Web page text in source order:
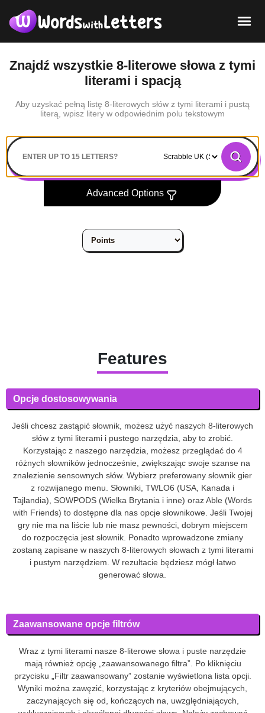
Znajdź wszystkie 8-literowe słowa z tymi
literami i spacją
Aby uzyskać pełną listę 8-literowych słów z tymi literami i pustą
literą, wpisz litery w odpowiednim polu tekstowym
Search
Advanced Options
Features
Opcje dostosowywania
Jeśli chcesz zastąpić słownik, możesz użyć naszych 8-literowych
słów z tymi literami i pustego narzędzia, aby to zrobić.
Korzystając z naszego narzędzia, możesz przeglądać do 4
różnych słowników jednocześnie, zwiększając swoje szanse na
znalezienie sensownych słów. Wybierz preferowany słownik gier
z rozwijanego menu. Słowniki, TWLO6 (USA, Kanada i
Tajlandia), SOWPODS (Wielka Brytania i inne) oraz Able (Words
with Friends) to dostępne dla nas opcje słownikowe. Jeśli Twojej
gry nie ma na liście lub nie masz pewności, dobrym miejscem
do rozpoczęcia jest słownik. Ponadto wprowadzone zmiany
zostaną zapisane w naszych 8-literowych słowach z tymi literami
i pustym narzędziem. W rezultacie będziesz mógł łatwo
generować słowa.
Zaawansowane opcje filtrów
Wraz z tymi literami nasze 8-literowe słowa i puste narzędzie
mają również opcję „zaawansowanego filtra”. Po kliknięciu
przycisku „Filtr zaawansowany” zostanie wyświetlona lista opcji.
Wyniki można zawęzić, korzystając z kryteriów obejmujących,
zaczynających się od, kończących na, uwzględniających,